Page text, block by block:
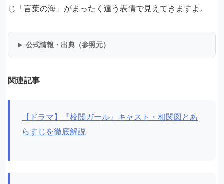
じ「言葉の海」がまったく違う表情で見えてきますよ。
公式情報・出典（参照元）
関連記事
【ドラマ】『校閲ガール』キャスト・相関図とあ
らすじを徹底解説